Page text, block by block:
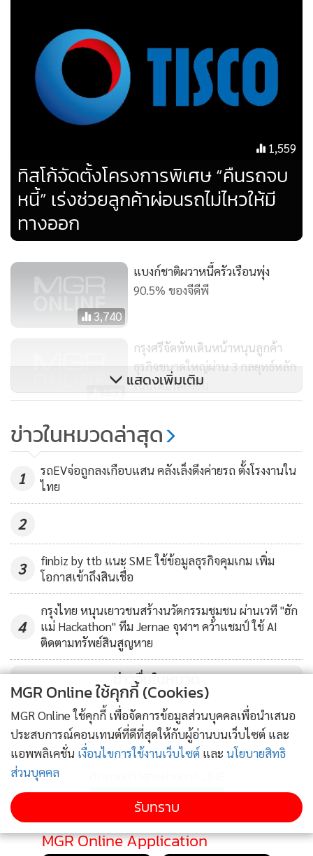
1,666 ล้านบาท ลดลง 5.5% จากไตรมาสก่อน สาเหตุหลักมาจาก
รายได้ที่มิใช่ดอกเบี้ยที่อ่อนตัวลง 21.4% โดยรายได้ค่าธรรมเนียม
ชะลอตัวลงจากไตรมาสที่แล้ว ประกอบไปด้วยรายได้ค่า
ธรรมเนียมธุรกิจธนาคารพาณิชย์ปรับลดลง โดยเฉพาะธุรกิจนาย
หน้าประกันภัย (Bancassurance) ตามสถานกาณ์เศรษฐกิจที่
ธุรกิจตลาดทุนชะลอตัวลง ทั้งค่านายหน้าซื้อขายหลักทรัพย์ จาก
ปริมาณการซื้อขายหลักทรัพย์ที่ลดลง และค่าธรรมเนียมจาก
ธุรกิจจัดการกองทุน จากการออกกองทุนใหม่ที่น้อยลงเมื่อเทียบ
กับไตรมาสที่แล้ว ในขณะที่รายได้ดอกเบี้ยสุทธิเพิ่มขึ้น 1.2%
ตามการบริหารต้นทุนทางการเงินที่มีประสิทธิภาพ ค่าใช้จ่าย
Credit Loss - ECL) อยู่ที่ 1.0% ของยอดสินเชื่อเฉลี่ย ลดลงจาก
ไตรมาสที่แล้ว ซึ่งในไตรมาส 1 ปี 2564 บริษัทได้ตั้งสำรองเพื่อ
รองรับความเสี่ยงที่อาจจะเกิดขึ้นจากสถานการณ์การระบาดโค
ระมัดระวัง อย่างไรก็ตาม กำไรสุทธิของกลุ่มเมื่อเทียบกับช่วง
เดียวกันของปีก่อนมีกำไรสุทธิเพิ่มขึ้น 337 ล้านบาท หรือคิดเป็น
25%
สำหรับผลประกอบการงวดครึ่งปีแรกของปี 2564 กำไรสุทธิมี
จำนวน 3,430 ล้านบาท เพิ่มขึ้น 21.8% เทียบกับช่วงเดียวกัน
ของปีก่อน จากธุรกิจตลาดทุนที่ปรับตัวดีขึ้น และการรับรู้กำไร
คงอ่อนแอ ทั้งรายได้ดอกเบี้ยสุทธิลดลง 5.0% จากการชะลอตัว
ได้ที่มิใช่ดอกเบี้ยเติบโต 32.3% หลักๆ มาจากค่าธรรมเนียมธุรกิจ
หลักทรัพย์ ตามปริมาณการซื้อขายในตลาดหลักทรัพย์ที่เพิ่มขึ้น
ค่าธรรมเนียมธุรกิจจัดการกองทุน และการรับรู้กำไรจากเงิน
ลงทุน สำหรับผลขาดทุนด้านเครดิตที่คาดว่าจะเกิดขึ้น ลดลงเมื่อ
เทียบกับช่วงเดียวกันของปีก่อนหน้า เนื่องจากการตั้งสำรองล่วง
หน้าในช่วงต้นปี 2563 ทั้งนี้ อัตราผลตอบแทนต่อผู้ถือหุ้นเฉลี่ย
(ROAE) อยู่ที่ 17.7%
สำหรับเงินให้สินเชื่อรวมของกลุ่มทิสโก้ ณ วันที่ 30 มิถุนายน
2564 มีจำนวน 213,995 ล้านบาท ลดลง 4.8% จากสิ้นปีก่อน
หน้า จากการชะลอตัวของทุกธุรกิจ ตามการปล่อยสินเชื่ออย่าง
ระมัดระวังในภาวะความเสี่ยงที่สูงขึ้น และการชำระคืนหนี้ของสิน
เชื่อธุรกิจและเอสเอ็มอี ในส่วนของหนี้ที่ไม่ก่อให้เกิดรายได้
(NPLs) เพิ่มขึ้นมาอยู่ที่ 2.7% จากลูกหนี้ปรับโครงสร้างบางส่วนที่
ไม่สามารถปฏิบัติตามสัญญาได้ แต่ยังคงอยู่ในกรอบที่คาดการณ์
1,559
ทิสโก้จัดตั้งโครงการพิเศษ “คืนรถจบ
หนี้” เร่งช่วยลูกค้าผ่อนรถไม่ไหวให้มี
ทางออก
3,740
แบงก์ชาติผวาหนี้ครัวเรือนพุ่ง
90.5% ของจีดีพี
193
กรุงศรีจัดทัพเดินหน้าหนุนลูกค้า
ธุรกิจขนาดใหญ่ผ่าน 3 กลยุทธ์หลัก
เน้นเติบโตยั่งยืน
20,976
10 จังหวัดสีแดงเข้ม ลดค่าน้ำ-ไฟทั้ง
ประเทศอีก 1.2 หมื่นล้าน จ่อลดค่า
แสดงเพิ่มเติม
ข่าวในหมวดล่าสุด
1
รถEVจ่อถูกลงเกือบแสน คลังเล็งดึงค่ายรถ ตั้งโรงงานใน
ไทย
2
3
finbiz by ttb แนะ SME ใช้ข้อมูลธุรกิจคุมเกม เพิ่ม
โอกาสเข้าถึงสินเชื่อ
4
กรุงไทย หนุนเยาวชนสร้างนวัตกรรมชุมชน ผ่านเวที "ฮัก
แม่ Hackathon" ทีม Jernae จุฬาฯ คว้าแชมป์ ใช้ AI
ติดตามทรัพย์สินสูญหาย
ข่าวอื่นในหมวด
MGR Online Application
MGR Online ใช้คุกกี้ (Cookies)
MGR Online ใช้คุกกี้ เพื่อจัดการข้อมูลส่วนบุคคลเพื่อนำเสนอ
ประสบการณ์คอนเทนต์ที่ดีที่สุดให้กับผู้อ่านบนเว็บไซต์ และ
แอพพลิเคชั่น เงื่อนไขการใช้งานเว็บไซต์ และ นโยบายสิทธิ
ส่วนบุคคล
รับทราบ